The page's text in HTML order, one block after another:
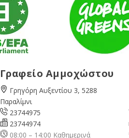
Γραφείο Αμμοχώστου
Γρηγόρη Αυξεντίου 3, 5288
Παραλίμνι
23744975
23744974
08:00 – 14:00 Καθημερινά